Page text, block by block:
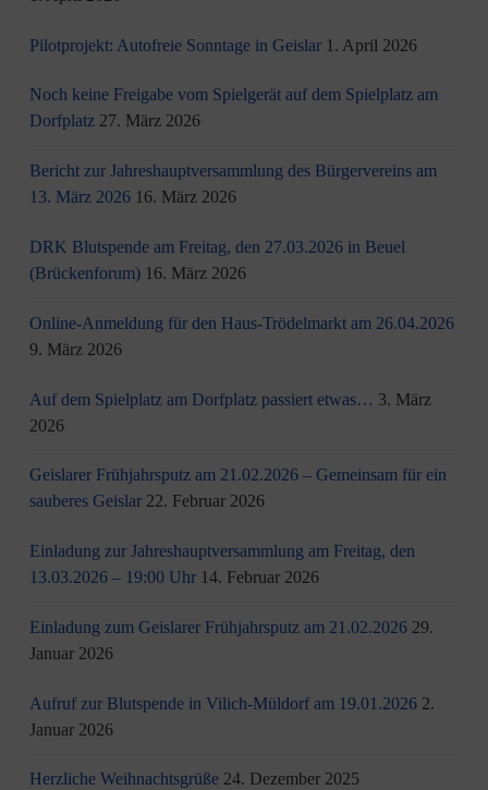
Pilotprojekt: Autofreie Sonntage in Geislar 1. April 2026
Noch keine Freigabe vom Spielgerät auf dem Spielplatz am
Dorfplatz 27. März 2026
Bericht zur Jahreshauptversammlung des Bürgervereins am
13. März 2026 16. März 2026
DRK Blutspende am Freitag, den 27.03.2026 in Beuel
(Brückenforum) 16. März 2026
Online-Anmeldung für den Haus-Trödelmarkt am 26.04.2026
9. März 2026
Auf dem Spielplatz am Dorfplatz passiert etwas… 3. März
2026
Geislarer Frühjahrsputz am 21.02.2026 – Gemeinsam für ein
sauberes Geislar 22. Februar 2026
Einladung zur Jahreshauptversammlung am Freitag, den
13.03.2026 – 19:00 Uhr 14. Februar 2026
Einladung zum Geislarer Frühjahrsputz am 21.02.2026 29.
Januar 2026
Aufruf zur Blutspende in Vilich-Müldorf am 19.01.2026 2.
Januar 2026
Herzliche Weihnachtsgrüße 24. Dezember 2025